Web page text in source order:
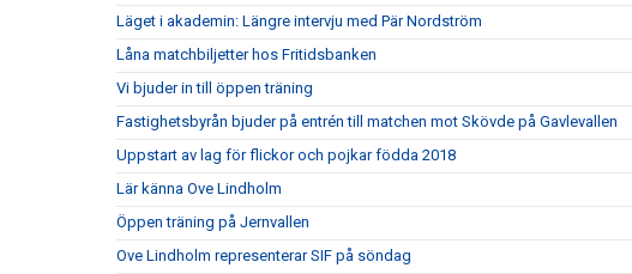
Läget i akademin: Längre intervju med Pär Nordström
Låna matchbiljetter hos Fritidsbanken
Vi bjuder in till öppen träning
Fastighetsbyrån bjuder på entrén till matchen mot Skövde på Gavlevallen
Uppstart av lag för flickor och pojkar födda 2018
Lär känna Ove Lindholm
Öppen träning på Jernvallen
Ove Lindholm representerar SIF på söndag